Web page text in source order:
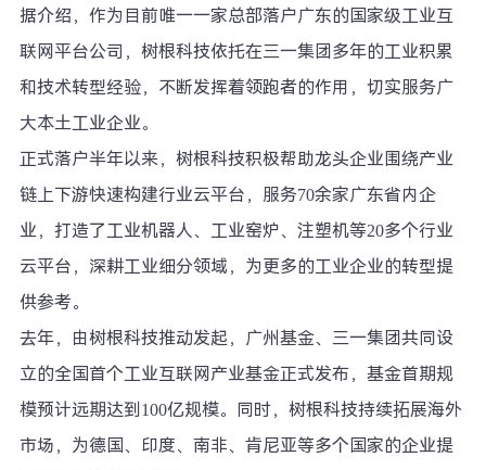
据介绍，作为目前唯一一家总部落户广东的国家级工业互
联网平台公司，树根科技依托在三一集团多年的工业积累
和技术转型经验，不断发挥着领跑者的作用，切实服务广
大本土工业企业。
正式落户半年以来，树根科技积极帮助龙头企业围绕产业
链上下游快速构建行业云平台，服务70余家广东省内企
业，打造了工业机器人、工业窑炉、注塑机等20多个行业
云平台，深耕工业细分领域，为更多的工业企业的转型提
供参考。
去年，由树根科技推动发起，广州基金、三一集团共同设
立的全国首个工业互联网产业基金正式发布，基金首期规
模预计远期达到100亿规模。同时，树根科技持续拓展海外
市场，为德国、印度、南非、肯尼亚等多个国家的企业提